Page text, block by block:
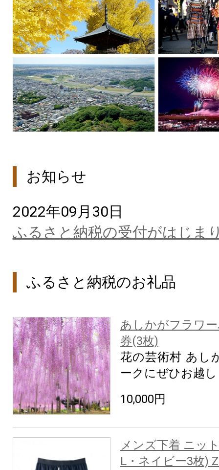
お知らせ
2022年09月30日
ふるさと納税の受付がはじま
ふるさと納税のお礼品
あしかがフラワ
券(3枚)
花の芸術村 あし
ークにぜひお越
10,000円
メンズ下着 ニッ
L・ネイビー3枚)